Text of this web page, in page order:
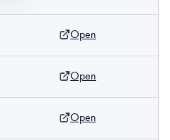
Open
Open
Open